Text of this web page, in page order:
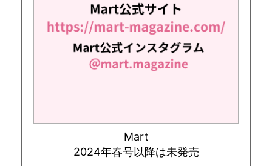
Mart
2024年春号以降は未発売